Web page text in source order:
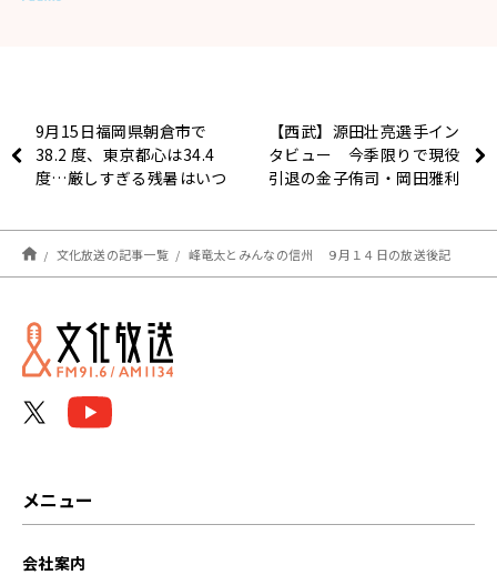
9月15日福岡県朝倉市で
38.2 度、東京都心は34.4
度…厳しすぎる残暑はいつ
【西武】源田壮亮選手イン
タビュー 今季限りで現役
引退の金子侑司・岡田雅利
文化放送の記事一覧 峰竜太とみんなの信州 ９月１４日の放送後記
メニュー
会社案内